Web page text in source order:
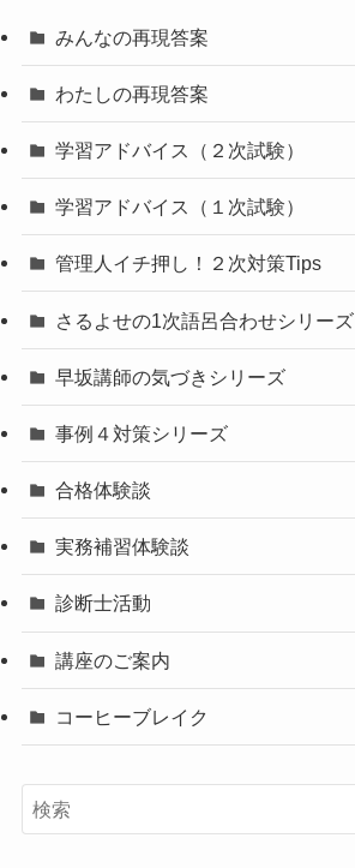
みんなの再現答案
わたしの再現答案
学習アドバイス（２次試験）
学習アドバイス（１次試験）
管理人イチ押し！２次対策Tips
さるよせの1次語呂合わせシリーズ
早坂講師の気づきシリーズ
事例４対策シリーズ
合格体験談
実務補習体験談
診断士活動
講座のご案内
コーヒーブレイク